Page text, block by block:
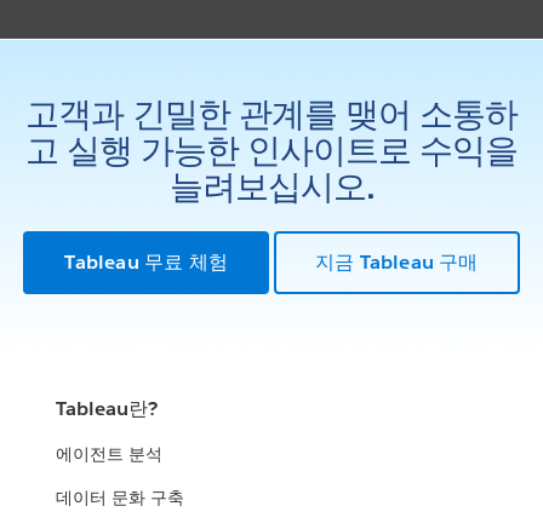
고객과 긴밀한 관계를 맺어 소통하
고 실행 가능한 인사이트로 수익을
늘려보십시오.
Tableau 무료 체험 지금 Tableau 구매
Tableau란?
에이전트 분석
데이터 문화 구축